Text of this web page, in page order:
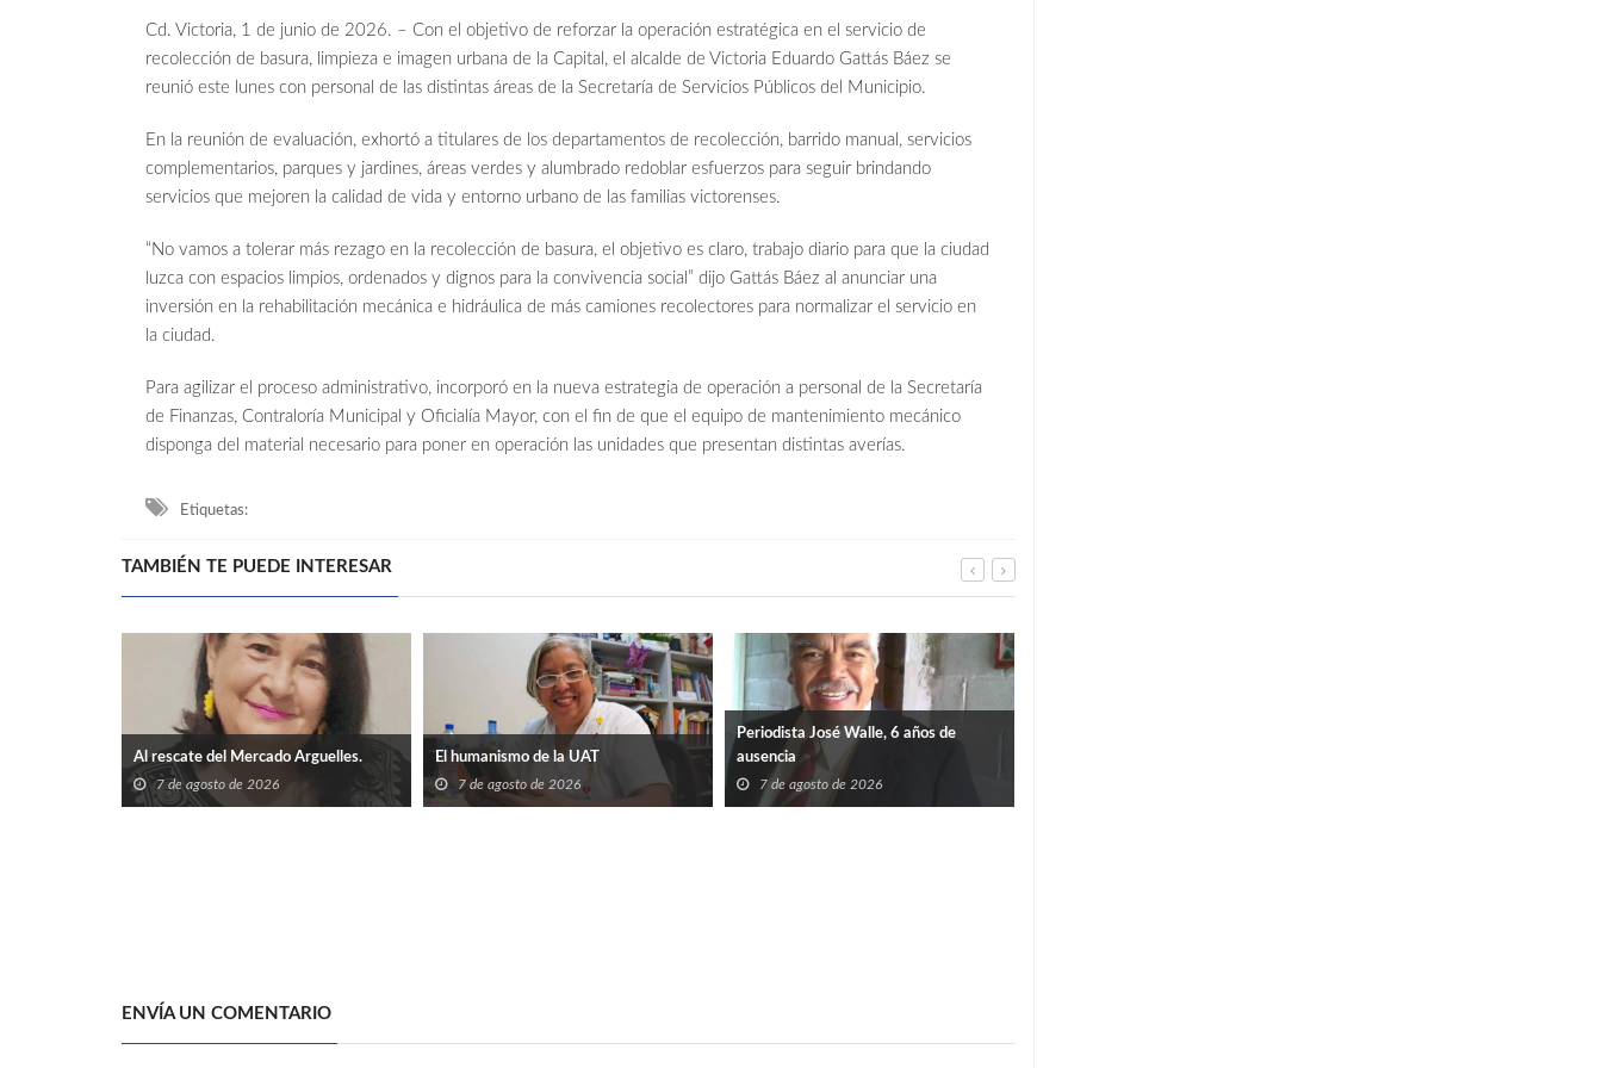
Cd. Victoria, 1 de junio de 2026. – Con el objetivo de reforzar la operación estratégica en el servicio de
recolección de basura, limpieza e imagen urbana de la Capital, el alcalde de Victoria Eduardo Gattás Báez se
reunió este lunes con personal de las distintas áreas de la Secretaría de Servicios Públicos del Municipio.
En la reunión de evaluación, exhortó a titulares de los departamentos de recolección, barrido manual, servicios
complementarios, parques y jardines, áreas verdes y alumbrado redoblar esfuerzos para seguir brindando
servicios que mejoren la calidad de vida y entorno urbano de las familias victorenses.
“No vamos a tolerar más rezago en la recolección de basura, el objetivo es claro, trabajo diario para que la ciudad
luzca con espacios limpios, ordenados y dignos para la convivencia social” dijo Gattás Báez al anunciar una
inversión en la rehabilitación mecánica e hidráulica de más camiones recolectores para normalizar el servicio en
la ciudad.
Para agilizar el proceso administrativo, incorporó en la nueva estrategia de operación a personal de la Secretaría
de Finanzas, Contraloría Municipal y Oficialía Mayor, con el fin de que el equipo de mantenimiento mecánico
disponga del material necesario para poner en operación las unidades que presentan distintas averías.
Etiquetas:
TAMBIÉN TE PUEDE INTERESAR
Al rescate del Mercado Arguelles.
7 de agosto de 2026
El humanismo de la UAT
7 de agosto de 2026
Periodista José Walle, 6 años de
ausencia
7 de agosto de 2026
ENVÍA UN COMENTARIO